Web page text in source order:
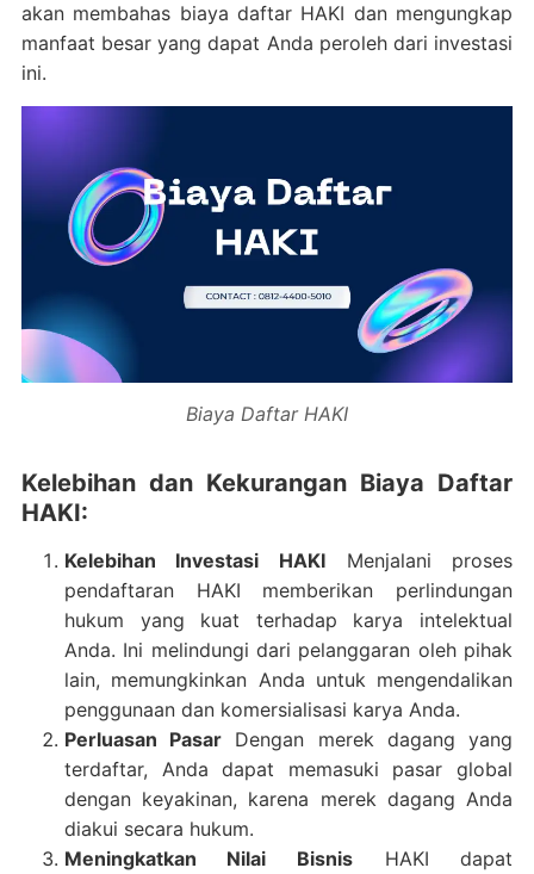
akan membahas biaya daftar HAKI dan mengungkap
manfaat besar yang dapat Anda peroleh dari investasi
ini.
Biaya Daftar HAKI
Kelebihan dan Kekurangan Biaya Daftar
HAKI:
Kelebihan Investasi HAKI Menjalani proses
pendaftaran HAKI memberikan perlindungan
hukum yang kuat terhadap karya intelektual
Anda. Ini melindungi dari pelanggaran oleh pihak
lain, memungkinkan Anda untuk mengendalikan
penggunaan dan komersialisasi karya Anda.
Perluasan Pasar Dengan merek dagang yang
terdaftar, Anda dapat memasuki pasar global
dengan keyakinan, karena merek dagang Anda
diakui secara hukum.
Meningkatkan Nilai Bisnis HAKI dapat